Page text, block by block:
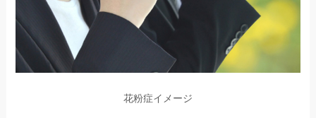
花粉症イメージ